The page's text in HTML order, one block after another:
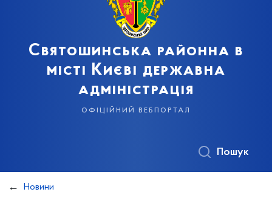
Святошинська районна в
місті Києві державна
адміністрація
офіційний вебпортал
Пошук
Новини